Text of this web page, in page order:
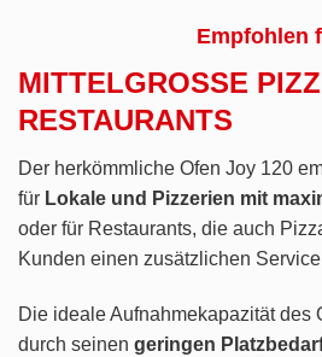
Empfohlen
MITTELGROSSE
ESTAURANTS
Der herkömmliche Ofen Joy 120
für Lokale und Pizzerien mit
oder für Restaurants, die auch
Kunden einen zusätzlichen
Die ideale Aufnahmekapazität des
durch seinen geringen